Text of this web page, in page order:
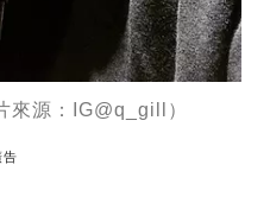
來源：IG@q_gill）
告